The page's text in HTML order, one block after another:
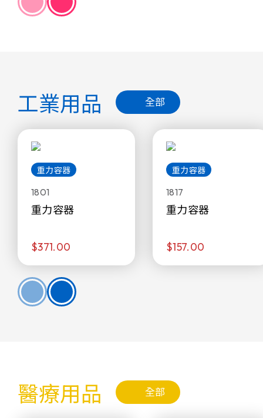
工業用品 全部
重力容器
1801
重力容器
$371.00
重力容器
1817
重力容器
$157.00
醫療用品 全部